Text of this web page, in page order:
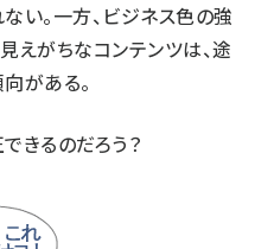
い。一方、ビジネス色の強
えがちなコンテンツは、途
がある。
きるのだろう？